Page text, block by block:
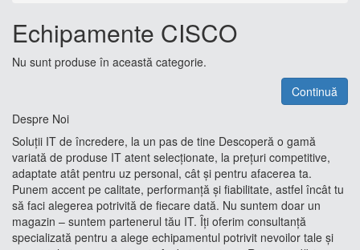
Echipamente CISCO
Nu sunt produse în această categorie.
Continuă
Despre Noi
Soluții IT de încredere, la un pas de tine Descoperă o gamă
variată de produse IT atent selecționate, la prețuri competitive,
adaptate atât pentru uz personal, cât și pentru afacerea ta.
Punem accent pe calitate, performanță și fiabilitate, astfel încât tu
să faci alegerea potrivită de fiecare dată. Nu suntem doar un
magazin – suntem partenerul tău IT. Îți oferim consultanță
specializată pentru a alege echipamentul potrivit nevoilor tale și